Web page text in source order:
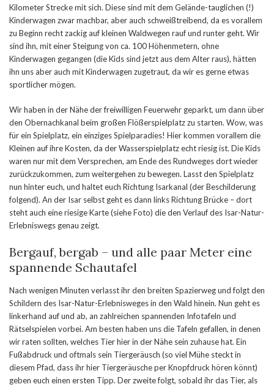
Kilometer Strecke mit sich. Diese sind mit dem Gelände-tauglichen (!)
Kinderwagen zwar machbar, aber auch schweißtreibend, da es vorallem
zu Beginn recht zackig auf kleinen Waldwegen rauf und runter geht. Wir
sind ihn, mit einer Steigung von ca. 100 Höhenmetern, ohne
Kinderwagen gegangen (die Kids sind jetzt aus dem Alter raus), hätten
ihn uns aber auch mit Kinderwagen zugetraut, da wir es gerne etwas
sportlicher mögen.
Wir haben in der Nähe der freiwilligen Feuerwehr geparkt, um dann über
den Obernachkanal beim großen Flößerspielplatz zu starten. Wow, was
für ein Spielplatz, ein einziges Spielparadies! Hier kommen vorallem die
Kleinen auf ihre Kosten, da der Wasserspielplatz echt riesig ist. Die Kids
waren nur mit dem Versprechen, am Ende des Rundweges dort wieder
zurückzukommen, zum weitergehen zu bewegen. Lasst den Spielplatz
nun hinter euch, und haltet euch Richtung Isarkanal (der Beschilderung
folgend). An der Isar selbst geht es dann links Richtung Brücke – dort
steht auch eine riesige Karte (siehe Foto) die den Verlauf des Isar-Natur-
Erlebniswegs genau zeigt.
Bergauf, bergab – und alle paar Meter eine
spannende Schautafel
Nach wenigen Minuten verlasst ihr den breiten Spazierweg und folgt den
Schildern des Isar-Natur-Erlebnisweges in den Wald hinein. Nun geht es
linkerhand auf und ab, an zahlreichen spannenden Infotafeln und
Rätselspielen vorbei. Am besten haben uns die Tafeln gefallen, in denen
wir raten sollten, welches Tier hier in der Nähe sein zuhause hat. Ein
Fußabdruck und oftmals sein Tiergeräusch (so viel Mühe steckt in
diesem Pfad, dass ihr hier Tiergeräusche per Knopfdruck hören könnt)
geben euch einen ersten Tipp. Der zweite folgt, sobald ihr das Tier, als